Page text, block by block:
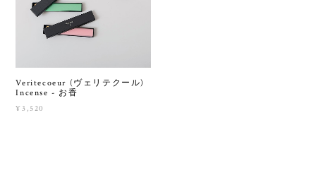
Veritecoeur (ヴェリテクール)
Incense - お香
¥3,520